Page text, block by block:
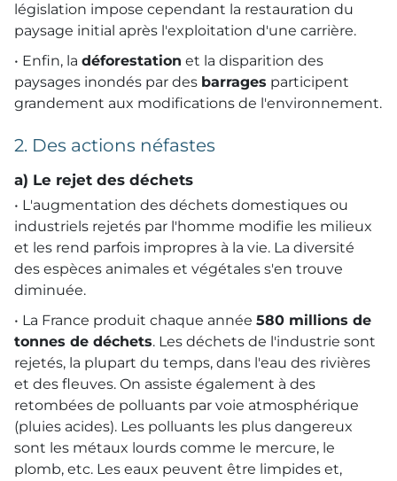
législation impose cependant la restauration du
paysage initial après l'exploitation d'une carrière.
• Enfin, la déforestation et la disparition des
paysages inondés par des barrages participent
grandement aux modifications de l'environnement.
2. Des actions néfastes
a) Le rejet des déchets
• L'augmentation des déchets domestiques ou
industriels rejetés par l'homme modifie les milieux
et les rend parfois impropres à la vie. La diversité
des espèces animales et végétales s'en trouve
diminuée.
• La France produit chaque année 580 millions de
tonnes de déchets. Les déchets de l'industrie sont
rejetés, la plupart du temps, dans l'eau des rivières
et des fleuves. On assiste également à des
retombées de polluants par voie atmosphérique
(pluies acides). Les polluants les plus dangereux
sont les métaux lourds comme le mercure, le
plomb, etc. Les eaux peuvent être limpides et,